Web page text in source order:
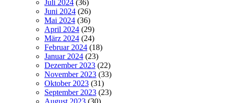
Juli 2024 (36)
Juni 2024 (26)
Mai 2024 (36)
April 2024 (29)
März 2024 (24)
Februar 2024 (18)
Januar 2024 (23)
Dezember 2023 (22)
November 2023 (33)
Oktober 2023 (31)
September 2023 (23)
August 2023 (30)